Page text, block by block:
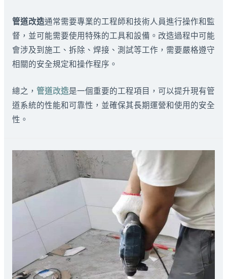
管道改造通常需要專業的工程師和技術人員進行操作和監
督，並可能需要使用特殊的工具和設備。改造過程中可能
會涉及到施工、拆除、焊接、測試等工作，需要嚴格遵守
相關的安全規定和操作程序。
總之， 管道改造是一個重要的工程項目，可以提升現有管
道系統的性能和可靠性，並確保其長期運營和使用的安全
性。